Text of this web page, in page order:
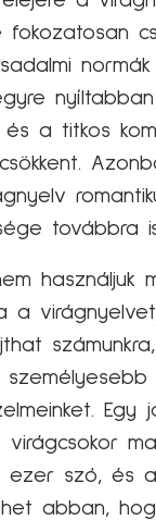
normák
a titkos
továbbra
használjuk
a
Egy
virágcsokor
ezer szó, és
abban,